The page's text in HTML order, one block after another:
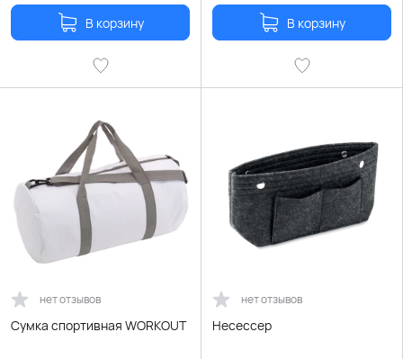
В корзину В корзину
нет отзывов
Сумка спортивная WORKOUT
нет отзывов
Несессер